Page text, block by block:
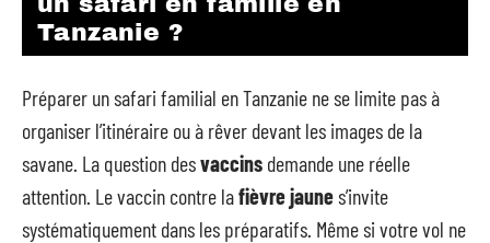
Tanzanie ?
Préparer un safari familial en Tanzanie ne se limite pas à
organiser l’itinéraire ou à rêver devant les images de la
savane. La question desvaccins demande une réelle
attention. Le vaccin contre lafièvre jaunes’invite
systématiquement dans les préparatifs. Même si votre vol ne